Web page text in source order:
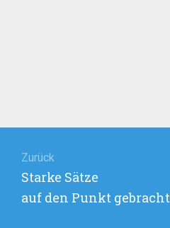
Zurück
Vorheriger
Beitrag:
Starke Sätze
auf den Punkt gebracht